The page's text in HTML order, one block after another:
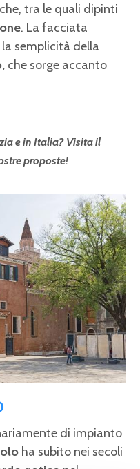
tra le quali dipinti
. La facciata
semplicità della
che sorge accanto
e in Italia? Visita il
proposte!
di impianto
ha subito nei secoli